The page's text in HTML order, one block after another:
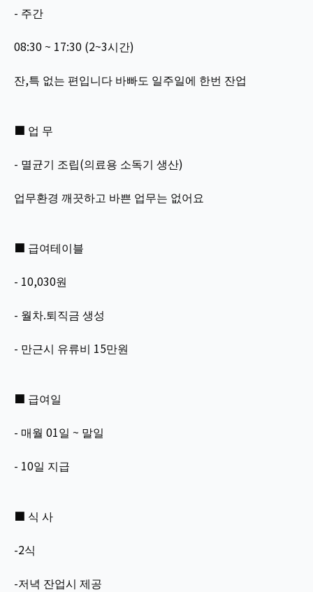
- 주간
08:30 ~ 17:30 (2~3시간)
잔,특 없는 편입니다 바빠도 일주일에 한번 잔업
■ 업 무
- 멸균기 조립(의료용 소독기 생산)
업무환경 깨끗하고 바쁜 업무는 없어요
■ 급여테이블
- 10,030원
- 월차.퇴직금 생성
- 만근시 유류비 15만원
■ 급여일
- 매월 01일 ~ 말일
- 10일 지급
■ 식 사
-2식
-저녁 잔업시 제공